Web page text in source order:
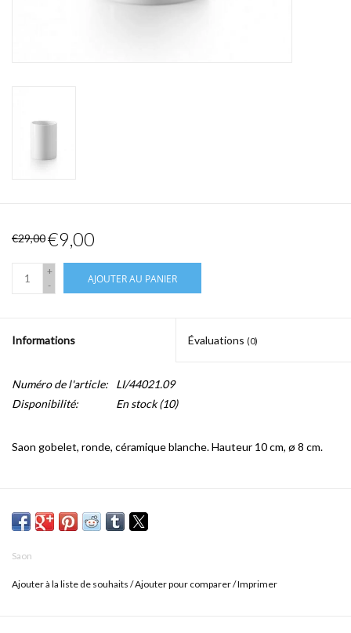
€29,00€9,00
+
-
AJOUTER AU PANIER
Informations Évaluations (0)
Numéro de l'article:
LI/44021.09
Disponibilité:
En stock(10)
Saon gobelet, ronde, céramique blanche. Hauteur 10 cm, ø 8 cm.
Saon
Ajouter à la liste de souhaits /Ajouter pour comparer/Imprimer